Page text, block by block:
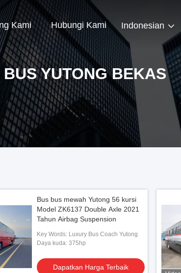
Kami Hubungi Kami Indonesian
BUS YUTONG BEKAS
Bus bus mewah Yutong 56 kursi
Model ZK6137 Double Axle 2021
Tahun Airbag Suspension
Key Words: Luxury Bus Coach Yutong
Daya kuda: 375hp
Dapatkan Harga Terbaik